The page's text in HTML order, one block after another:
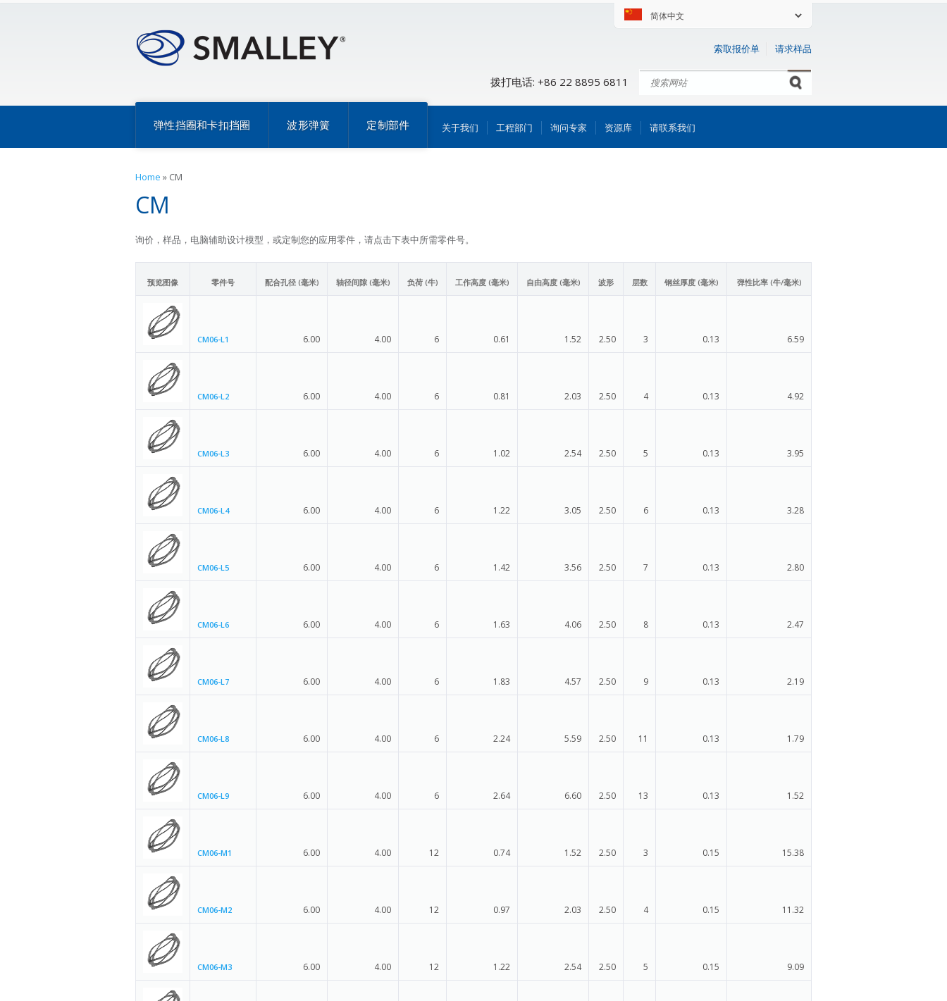
索取报价单 请求样品
拨打电话: +86 22 8895 6811 Search form
搜索
弹性挡圈和卡扣挡圈 波形弹簧 定制部件 关于我们 工程部门 询问专家 资源库 请联系我们
Home » CM
CM
询价，样品，电脑辅助设计模型，或定制您的应用零件，请点击下表中所需零件号。
预览图像 零件号 配合孔径 (毫米) 轴径间隙 (毫米) 负荷 (牛) 工作高度 (毫米) 自由高度 (毫米) 波形 层数 钢丝厚度 (毫米) 弹性比率 (牛/毫米)
CM06-L1 6.00 4.00 6 0.61 1.52 2.50 3 0.13 6.59
CM06-L2 6.00 4.00 6 0.81 2.03 2.50 4 0.13 4.92
CM06-L3 6.00 4.00 6 1.02 2.54 2.50 5 0.13 3.95
CM06-L4 6.00 4.00 6 1.22 3.05 2.50 6 0.13 3.28
CM06-L5 6.00 4.00 6 1.42 3.56 2.50 7 0.13 2.80
CM06-L6 6.00 4.00 6 1.63 4.06 2.50 8 0.13 2.47
CM06-L7 6.00 4.00 6 1.83 4.57 2.50 9 0.13 2.19
CM06-L8 6.00 4.00 6 2.24 5.59 2.50 11 0.13 1.79
CM06-L9 6.00 4.00 6 2.64 6.60 2.50 13 0.13 1.52
CM06-M1 6.00 4.00 12 0.74 1.52 2.50 3 0.15 15.38
CM06-M2 6.00 4.00 12 0.97 2.03 2.50 4 0.15 11.32
CM06-M3 6.00 4.00 12 1.22 2.54 2.50 5 0.15 9.09